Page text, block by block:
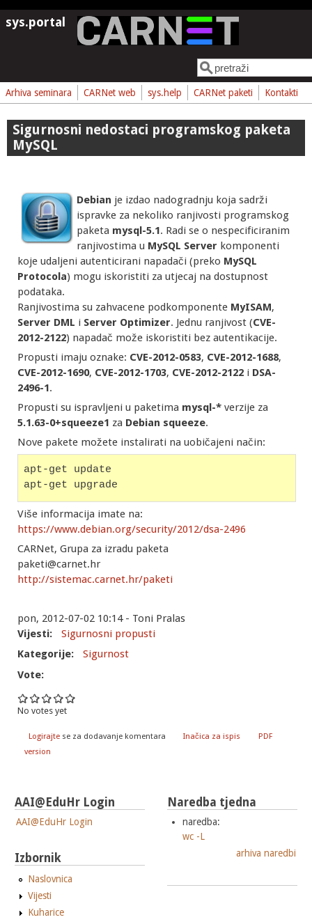
Skoči na glavni sadržaj
sys.portal
Obrazac pretrage
Pretraga
Arhiva seminara CARNet web sys.help CARNet paketi Kontakti
Sigurnosni nedostaci programskog paketa
MySQL
Debian je izdao nadogradnju koja sadrži
ispravke za nekoliko ranjivosti programskog
paketa mysql-5.1. Radi se o nespecificiranim
ranjivostima u MySQL Server komponenti
koje udaljeni autenticirani napadači (preko MySQL
Protocola) mogu iskoristiti za utjecaj na dostupnost
podataka.
Ranjivostima su zahvacene podkomponente MyISAM,
Server DML i Server Optimizer. Jednu ranjivost (CVE-
2012-2122) napadač može iskoristiti bez autentikacije.
Propusti imaju oznake: CVE-2012-0583, CVE-2012-1688,
CVE-2012-1690, CVE-2012-1703, CVE-2012-2122 i DSA-
2496-1.
Propusti su ispravljeni u paketima mysql-* verzije za
5.1.63-0+squeeze1 za Debian squeeze.
Nove pakete možete instalirati na uobičajeni način:
apt-get update
apt-get upgrade
Više informacija imate na:
https://www.debian.org/security/2012/dsa-2496
CARNet, Grupa za izradu paketa
paketi@carnet.hr
http://sistemac.carnet.hr/paketi
pon, 2012-07-02 10:14 - Toni Pralas
Vijesti:
Sigurnosni propusti
Kategorije:
Sigurnost
Vote:
No votes yet
Logirajtese za dodavanje komentara Inačica za ispis
PDF
version
AAI@EduHr Login
AAI@EduHr Login
Izbornik
Naslovnica
Vijesti
Kuharice
Naredba tjedna
naredba:
wc -L
arhiva naredbi